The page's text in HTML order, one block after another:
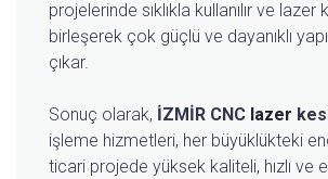
projelerinde sıklıkla kullanılır ve lazer
birleşerek çok güçlü ve dayanıklı
çıkar.
Sonuç olarak, İZMİR CNC lazer
işleme hizmetleri, her büyüklükteki
ticari projede yüksek kaliteli, hızlı ve